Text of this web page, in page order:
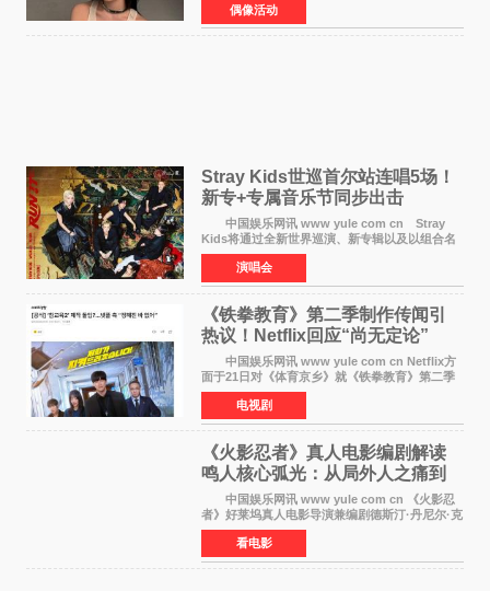
广泛关注。 宁艺卓在文中表示，自己早已注
意到部分网友持续
偶像活动
Stray Kids世巡首尔站连唱5场！
新专+专属音乐节同步出击
中国娱乐网讯 www yule com cn Stray
Kids将通过全新世界巡演、新专辑以及以组合名
义打造的专属音乐节等一系列全球活动，开启事
业发展的全新篇章。 Stray Kids将于7月25日
至26日、29日
演唱会
《铁拳教育》第二季制作传闻引
热议！Netflix回应“尚无定论”
中国娱乐网讯 www yule com cn Netflix方
面于21日对《体育京乡》就《铁拳教育》第二季
制作传闻划清界限，表示尚无定论。然而，业界
却有传闻称已就《铁拳教育》第二季的制作展开
了讨论——《
电视剧
《火影忍者》真人电影编剧解读
鸣人核心弧光：从局外人之痛到
自我觉醒
中国娱乐网讯 www yule com cn 《火影忍
者》好莱坞真人电影导演兼编剧德斯汀·丹尼尔·克
雷顿近日在采访中分享了对主角鸣人成长弧光的
理解，透露电影将深入探索鸣人作为局外人的情
感历程。
看电影